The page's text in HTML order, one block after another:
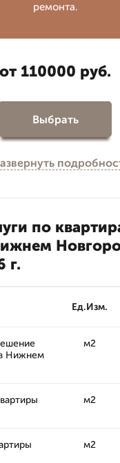
ремонта.
от 110000 руб.
Выбрать
по
г.
Ед.Изм.
Нижнем
м2
м2
м2